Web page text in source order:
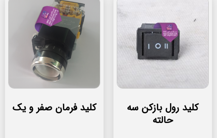
کلید رول بازکن سه
حالته
کلید فرمان صفر و یک